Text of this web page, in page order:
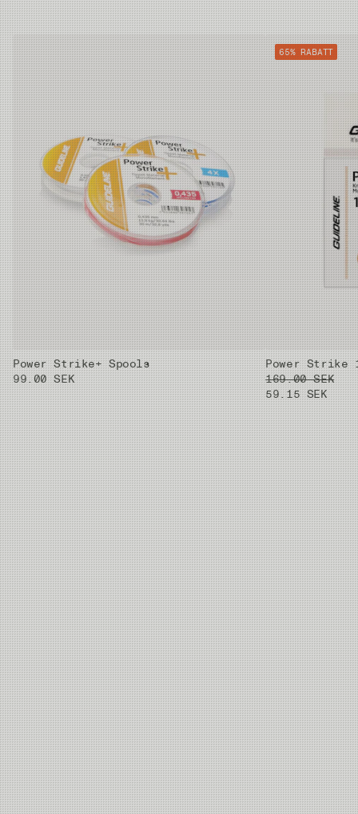
1X 0.64mm 0.26mm 4.9kg
4kg
3.3kg
0.61mm 0.185mm
0.59mm 0.148mm 1.8kg
Power Strike+ Spools
99.00 SEK
65% RABATT
Power Strike
169.00 SEK
59.15 SEK